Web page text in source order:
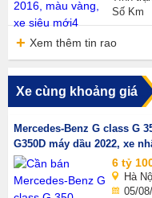
Số Km
Xem thêm tin rao
Xe cùng khoảng giá
Mercedes-Benz G class G
G350D máy dầu 2022, xe
6 tỷ
Hà
05/